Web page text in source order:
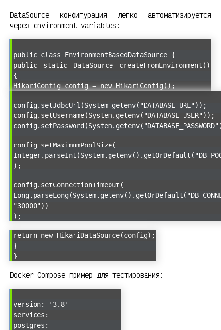
DataSource конфигурация легко автоматизируется
через environment variables:
public class EnvironmentBasedDataSource {
public static DataSource createFromEnvironment()
{
HikariConfig config = new HikariConfig();
config.setJdbcUrl(System.getenv("DATABASE_URL"));
config.setUsername(System.getenv("DATABASE_USER"));
config.setMaximumPoolSize(
);
config.setConnectionTimeout(
"30000"))
);
return new HikariDataSource(config);
}
}
Docker Compose пример для тестирования:
version: '3.8'
services:
postgres: